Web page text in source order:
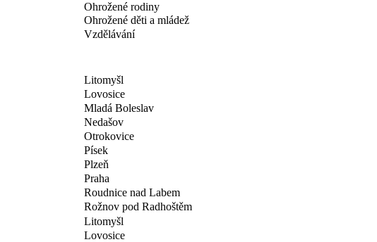
Ohrožené rodiny
Ohrožené děti a mládež
Vzdělávání
Litomyšl
Lovosice
Mladá Boleslav
Nedašov
Otrokovice
Písek
Plzeň
Praha
Roudnice nad Labem
Rožnov pod Radhoštěm
Litomyšl
Lovosice